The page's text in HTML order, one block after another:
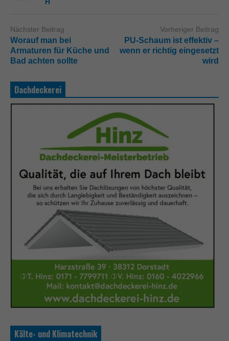
Nächster Beitrag
Worauf man bei
Armaturen für Küche und
Bad achten sollte
Vorheriger Beitrag
PU-Schaum ist effektiv –
wenn er richtig eingesetzt
wird
Dachdeckerei
Kälte- und Klimatechnik